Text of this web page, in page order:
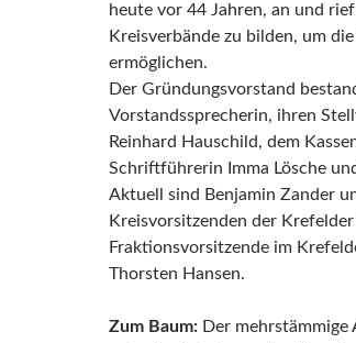
heute vor 44 Jahren, an und
Kreisverbände zu bilden, um
ermöglichen.
Der Gründungsvorstand
Vorstandssprecherin, ihren
Reinhard Hauschild, dem
Schriftführerin Imma Lösche
Aktuell sind Benjamin Zander
Kreisvorsitzenden der
Fraktionsvorsitzende im
Thorsten Hansen.
Zum Baum: Der mehrstämmige